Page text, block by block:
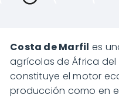
Costa de Marfil es
agrícolas de África del
constituye el motor
producción como en